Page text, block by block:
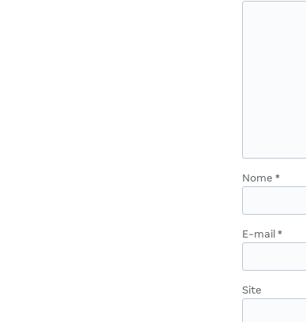
Nome *
E-mail *
Site